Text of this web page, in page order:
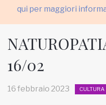
qui per maggiori
HOME
16/02
16 febbraio 2023 CULTURA